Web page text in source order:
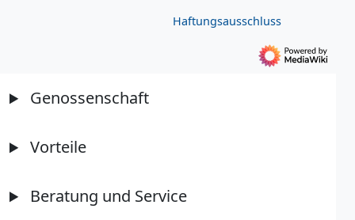
Haftungsausschluss
Genossenschaft
Vorteile
Beratung und Service